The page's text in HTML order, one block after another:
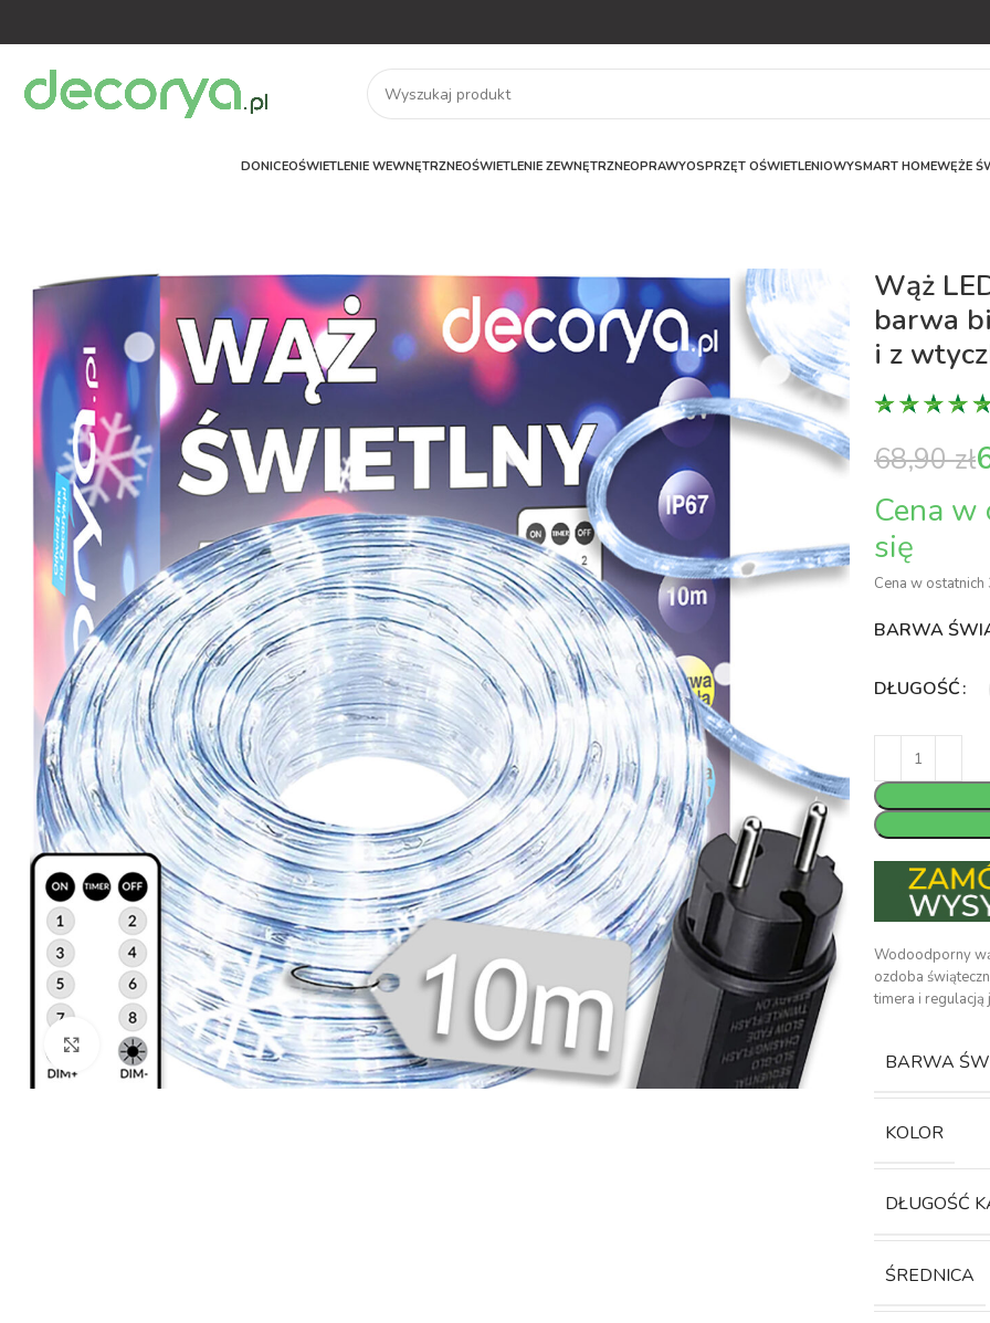
DONICEOŚWIETLENIE WEWNĘTRZNEOŚWIETLENIE ZEWNĘTRZNEOPRAWYOSPRZĘT OŚWIETLENIOWYSMART HOMEWĘŻE
Kliknij aby powiększyć
Wąż
barwa
i z
68,90zł
Cena w ostatnich
BARWA
DŁUGOŚĆ
Wodoodporny
ozdoba
timera i regulacją
BARWA
KOLOR
DŁUGOŚĆ
ŚREDNICA